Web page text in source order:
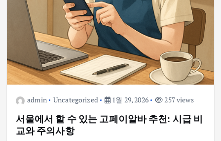
admin Uncategorized 1월 29, 2026 257 views
서울에서 할 수 있는 고페이알바 추천: 시급 비
교와 주의사항